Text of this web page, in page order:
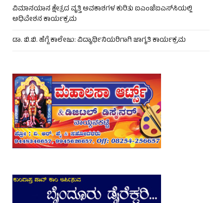
ವಿಮಾನಯಾನ ಕ್ಷೇತ್ರದ ವೃತ್ತಿ ಅವಕಾಶಗಳ ಕುರಿತು ಐಎಂಜೆಐಎಸ್‌ಸಿಯಲ್ಲಿ
ಅಧಿವೇಶನ ಕಾರ್ಯಕ್ರಮ
ಡಾ. ಬಿ.ಬಿ. ಹೆಗ್ಡೆ ಕಾಲೇಜು: ವಿದ್ಯಾರ್ಥಿನಿಯರಿಗಾಗಿ ಜಾಗೃತಿ ಕಾರ್ಯಕ್ರಮ